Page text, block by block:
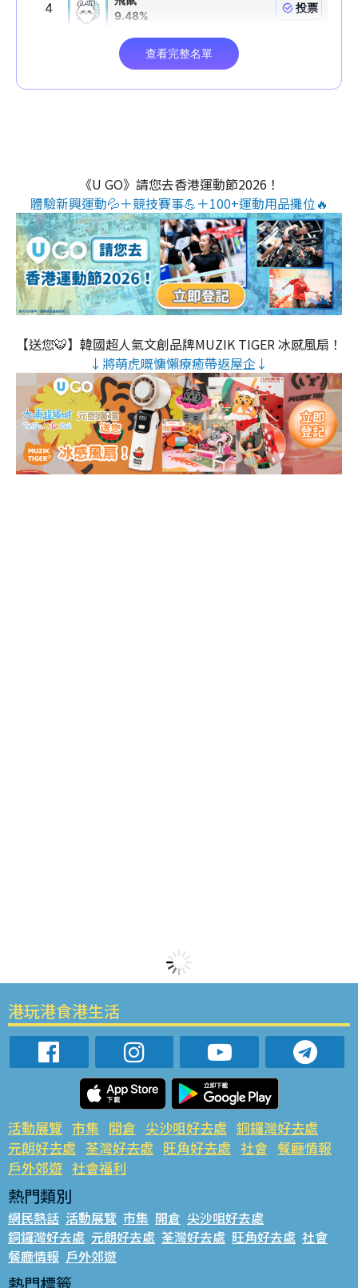
《U GO》請您去香港運動節2026！
體驗新興運動💦＋競技賽事💪＋100+運動用品攤位🔥
【送您🐯】韓國超人氣文創品牌MUZIK TIGER 冰感風扇！
↓將萌虎嘅慵懶療癒帶返屋企↓
港玩港食港生活
活動展覽 市集 開倉 尖沙咀好去處 銅鑼灣好去處
元朗好去處 荃灣好去處 旺角好去處 社會 餐廳情報
戶外郊遊 社會福利
熱門類別
網民熱話 活動展覽 市集 開倉 尖沙咀好去處
銅鑼灣好去處 元朗好去處 荃灣好去處 旺角好去處 社會
餐廳情報 戶外郊遊